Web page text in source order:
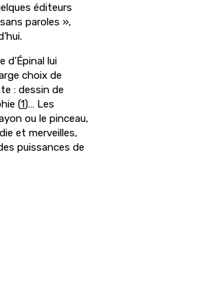
éditeurs
paroles »,
d’Épinal lui
choix de
: dessin de
(1)… Les
ou le pinceau,
et merveilles,
puissances de